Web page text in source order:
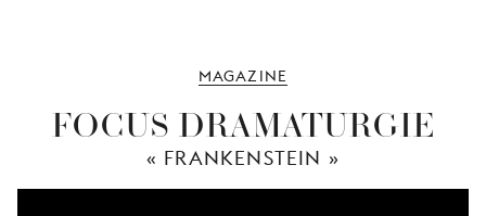
TICKETS &
MAGAZINE
FOCUS DRAMATURGIE
« FRANKENSTEIN »